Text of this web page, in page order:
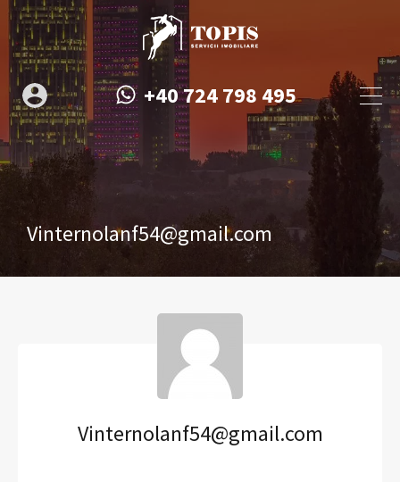
+40 724 798 495
Vinternolanf54@gmail.com
Vinternolanf54@gmail.com